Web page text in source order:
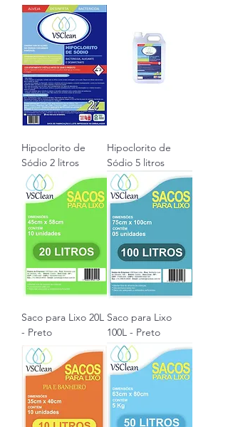
Hipoclorito de
Sódio 2 litros
Hipoclorito de
Sódio 5 litros
Saco para Lixo 20L
- Preto
Saco para Lixo
100L - Preto